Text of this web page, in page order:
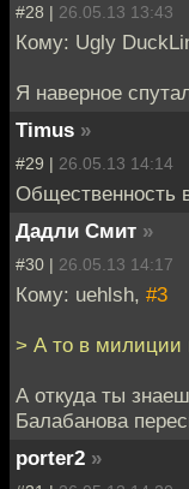
#28 | 26.05.13 13:43
Кому: Ugly
Я наверное
Timus »
#29 | 26.05.13 14:14
Общественность
Дадли Смит »
#30 | 26.05.13 14:17
Кому: uehlsh, #3
> А то в милиции
А откуда ты
Балабанова
porter2 »